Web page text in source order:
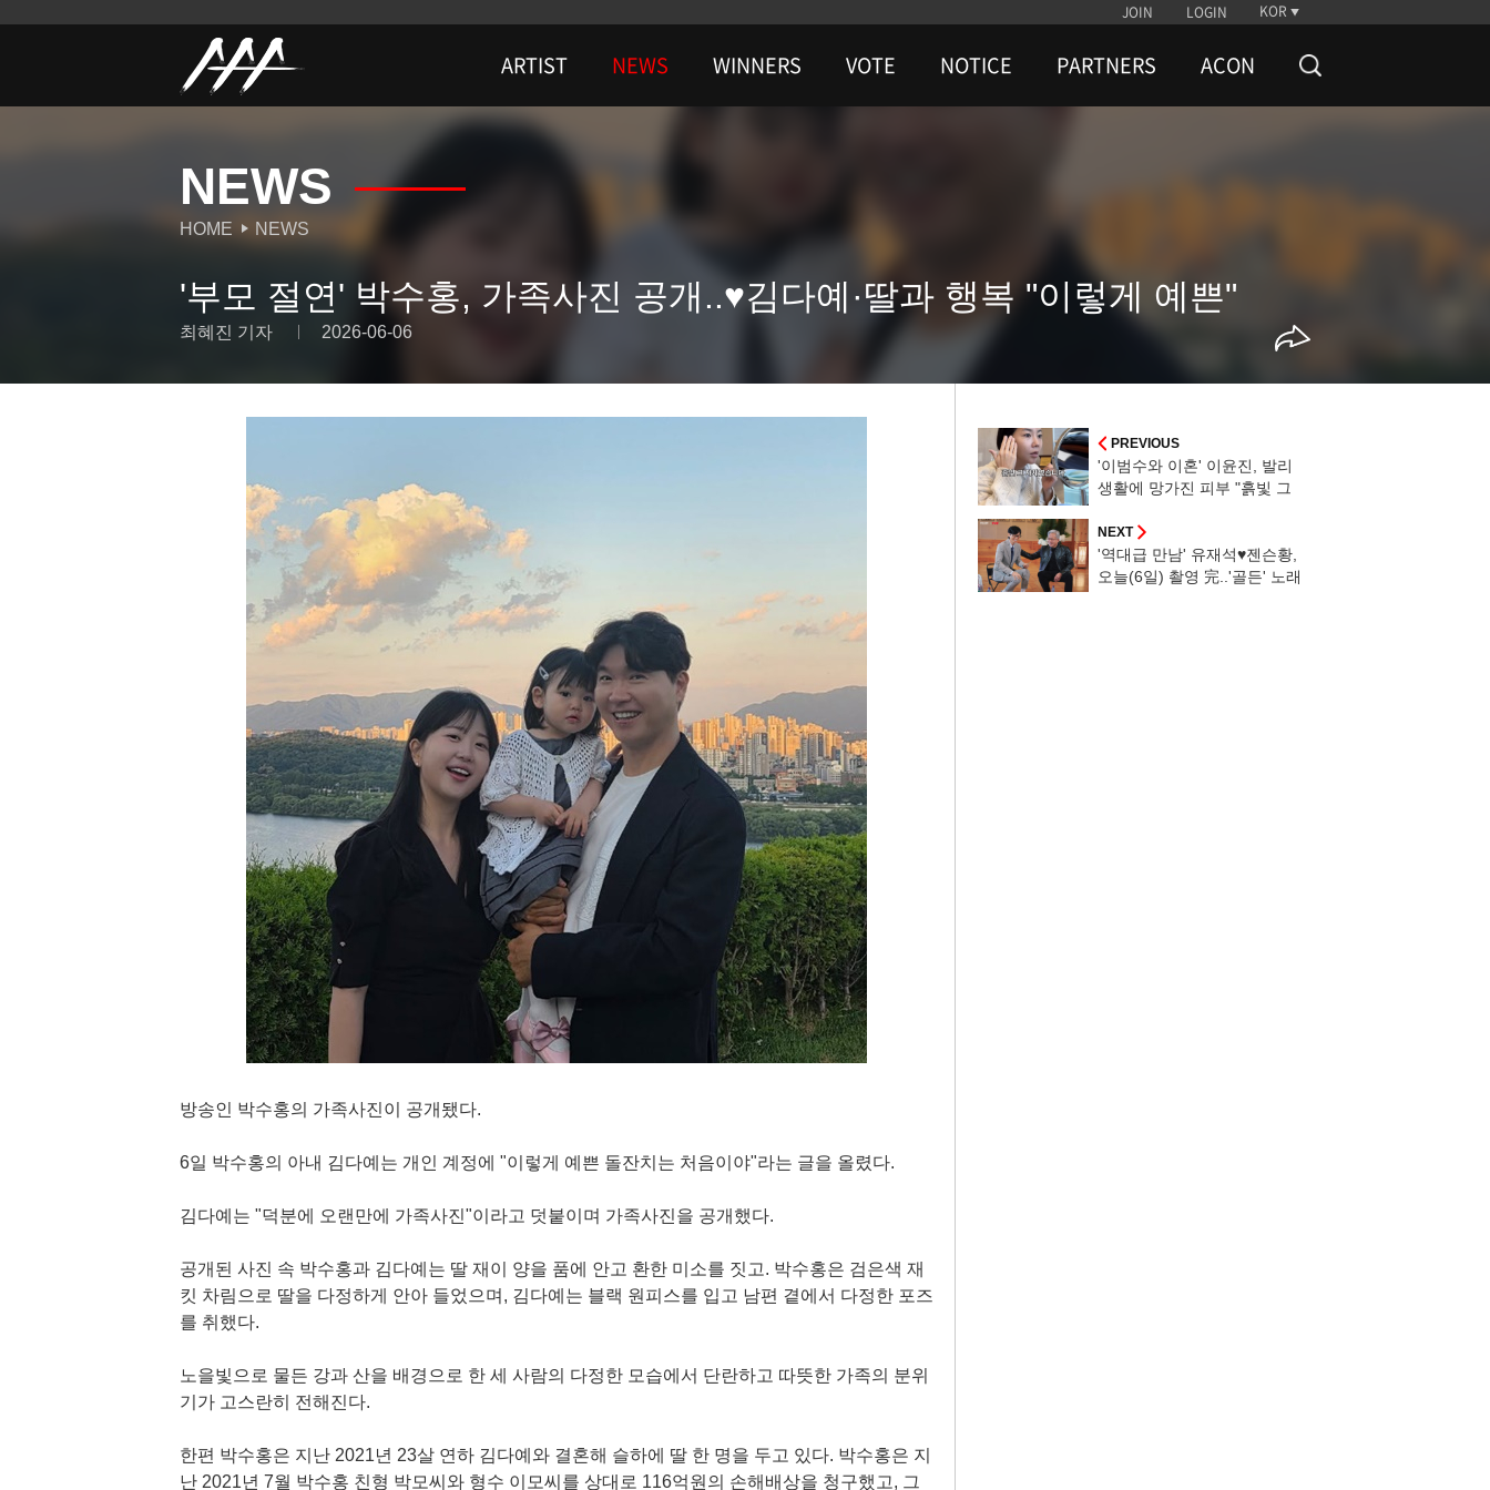
JOIN LOGIN KOR
ARTIST NEWS WINNERS VOTE NOTICE PARTNERS ACON
NEWS
HOME NEWS
'부모 절연' 박수홍, 가족사진 공개..♥김다예·딸과 행복 "이렇게 예쁜"
최혜진 기자 2026-06-06
방송인 박수홍의 가족사진이 공개됐다.
6일 박수홍의 아내 김다예는 개인 계정에 "이렇게 예쁜 돌잔치는 처음이야"라는 글을 올렸다.
김다예는 "덕분에 오랜만에 가족사진"이라고 덧붙이며 가족사진을 공개했다.
공개된 사진 속 박수홍과 김다예는 딸 재이 양을 품에 안고 환한 미소를 짓고. 박수홍은 검은색 재
킷 차림으로 딸을 다정하게 안아 들었으며, 김다예는 블랙 원피스를 입고 남편 곁에서 다정한 포즈
를 취했다.
노을빛으로 물든 강과 산을 배경으로 한 세 사람의 다정한 모습에서 단란하고 따뜻한 가족의 분위
기가 고스란히 전해진다.
한편 박수홍은 지난 2021년 23살 연하 김다예와 결혼해 슬하에 딸 한 명을 두고 있다. 박수홍은 지
난 2021년 7월 박수홍 친형 박모씨와 형수 이모씨를 상대로 116억원의 손해배상을 청구했고, 그
PREVIOUS
'이범수와 이혼' 이윤진, 발리
생활에 망가진 피부 "흙빛 그
NEXT
'역대급 만남' 유재석♥젠슨황,
오늘(6일) 촬영 完..'골든' 노래